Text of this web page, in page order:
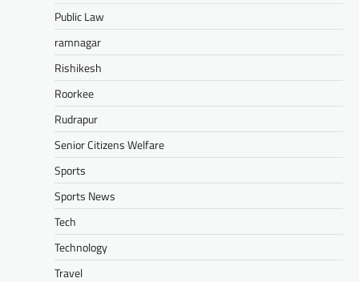
Public Law
ramnagar
Rishikesh
Roorkee
Rudrapur
Senior Citizens Welfare
Sports
Sports News
Tech
Technology
Travel